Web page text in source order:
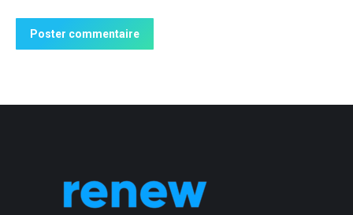
Poster commentaire